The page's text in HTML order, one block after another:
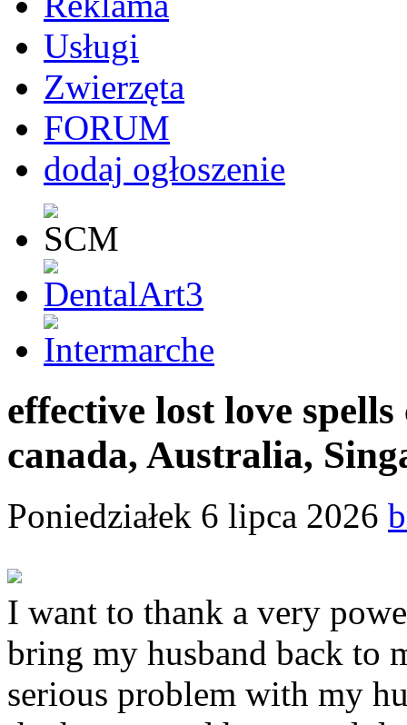
Usługi
Zwierzęta
FORUM
dodaj ogłoszenie
effective lost love
canada, Australia,
Poniedziałek 6 lipca 2026
I want to thank a very
bring my husband back to
serious problem with my